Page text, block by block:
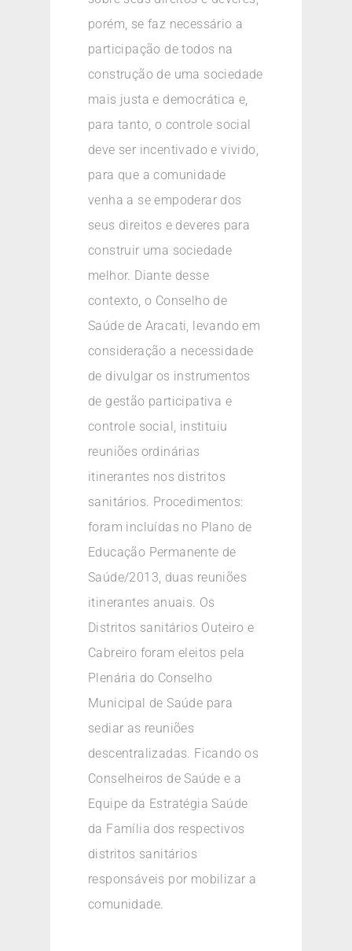
porém, se faz necessário a
participação de todos na
construção de uma sociedade
mais justa e democrática e,
para tanto, o controle social
deve ser incentivado e vivido,
para que a comunidade
venha a se empoderar dos
seus direitos e deveres para
construir uma sociedade
melhor. Diante desse
contexto, o Conselho de
Saúde de Aracati, levando em
consideração a necessidade
de divulgar os instrumentos
de gestão participativa e
controle social, instituiu
reuniões ordinárias
itinerantes nos distritos
sanitários. Procedimentos:
foram incluídas no Plano de
Educação Permanente de
Saúde/2013, duas reuniões
itinerantes anuais. Os
Distritos sanitários Outeiro e
Cabreiro foram eleitos pela
Plenária do Conselho
Municipal de Saúde para
sediar as reuniões
descentralizadas. Ficando os
Conselheiros de Saúde e a
Equipe da Estratégia Saúde
da Família dos respectivos
distritos sanitários
responsáveis por mobilizar a
comunidade.